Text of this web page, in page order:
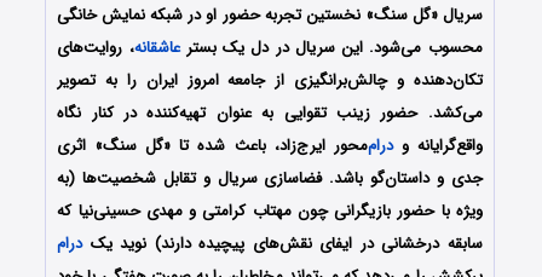
سریال «گل سنگ» نخستین تجربه حضور او در شبکه نمایش خانگی
محسوب می‌شود. این سریال در دل یک بسترعاشقانه، روایت‌های
تکان‌دهنده و چالش‌برانگیزی از جامعه امروز ایران را به تصویر
می‌کشد. حضور زینب تقوایی به عنوان تهیه‌کننده در کنار نگاه
واقع‌گرایانه ودرام‌محور ایرج‌زاد، باعث شده تا «گل سنگ» اثری
جدی و داستان‌گو باشد. فضاسازی سریال و تقابل شخصیت‌ها (به
ویژه با حضور بازیگرانی چون مهتاب کرامتی و مهدی حسینی‌نیا که
سابقه درخشانی در ایفای نقش‌های پیچیده دارند) نوید یکدرام